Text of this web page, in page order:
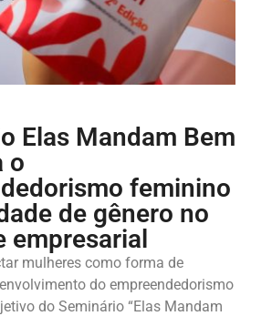
Elas Mandam Bem
o
feminino
de gênero no
empresarial
mulheres como forma de
do empreendedorismo
do Seminário “Elas Mandam